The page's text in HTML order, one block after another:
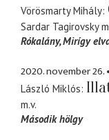
Vörösmarty Mihály
Sardar Tagirovsky
Rókalány Mirígy
2020. november 26.
László Miklós
m.v.
Második hölgy